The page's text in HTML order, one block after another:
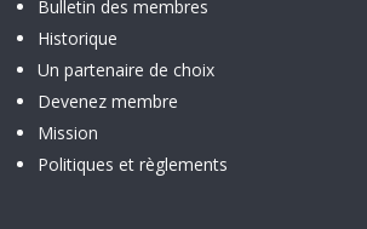
Bulletin des membres
Historique
Un partenaire de choix
Devenez membre
Mission
Politiques et règlements